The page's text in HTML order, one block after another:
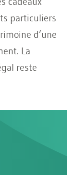
particuliers
d’une
La
reste